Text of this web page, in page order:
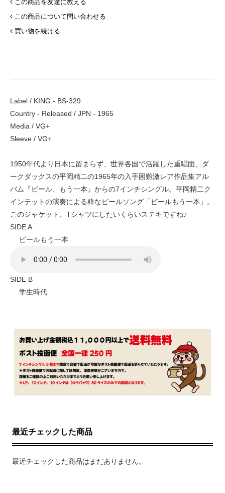
この商品を友達に教える
この商品について問い合わせる
買い物を続ける
Label / KING - BS-329
Country - Released / JPN - 1965
Media / VG+
Sleeve / VG+
1950年代より日本に留まらず、世界各国で活躍した重唱団、ダ
ークダックスの平岡精二の1965年の入手困難激レア作品集アル
バム『ビール、もう一本』からの7インチシングル。平岡精二ク
インテットの演奏による粋なビールソング「ビールもう一本」。
このジャケット、Tシャツにしたいくらいステキですね♪
SIDE A
ビールもう一本
SIDE B
学生時代
最近チェックした商品
最近チェックした商品はまだありません。